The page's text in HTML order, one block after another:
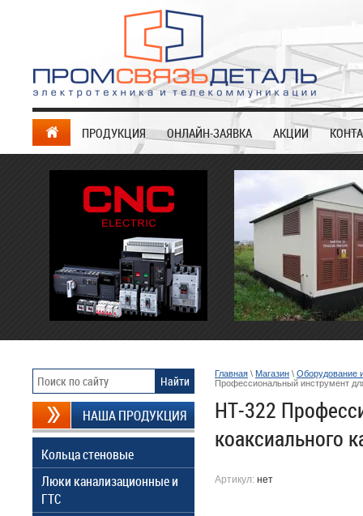
ПРОДУКЦИЯ ОНЛАЙН-ЗАЯВКА АКЦИИ
Главная \ Магазин \ Оборудование
Профессиональный инструмент
HT-322
коаксиального
Артикул: нет
НАША ПРОДУКЦИЯ
Кольца стеновые
Люки канализационные и
ГТС